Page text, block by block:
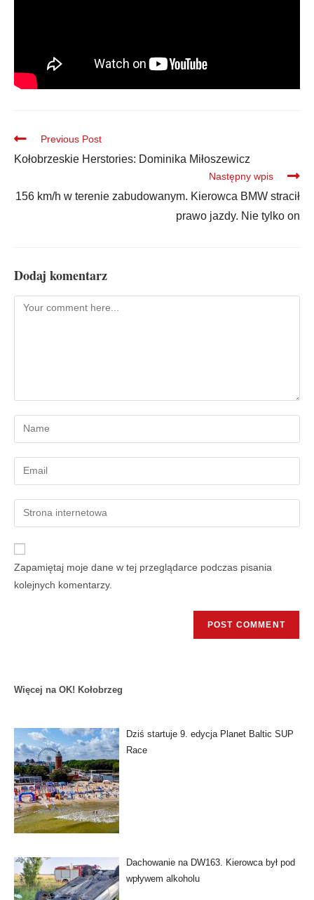
Previous Post
Kołobrzeskie Herstories: Dominika Miłoszewicz
Następny wpis
156 km/h w terenie zabudowanym. Kierowca BMW stracił
prawo jazdy. Nie tylko on
Dodaj komentarz
Zapamiętaj moje dane w tej przeglądarce podczas pisania
kolejnych komentarzy.
Więcej na OK! Kołobrzeg
Dziś startuje 9. edycja Planet Baltic SUP
Race
Dachowanie na DW163. Kierowca był pod
wpływem alkoholu